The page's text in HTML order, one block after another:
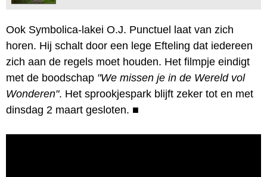
Ook Symbolica-lakei O.J. Punctuel laat van zich
horen. Hij schalt door een lege Efteling dat iedereen
zich aan de regels moet houden. Het filmpje eindigt
met de boodschap "We missen je in de Wereld vol
Wonderen". Het sprookjespark blijft zeker tot en met
dinsdag 2 maart gesloten. ■